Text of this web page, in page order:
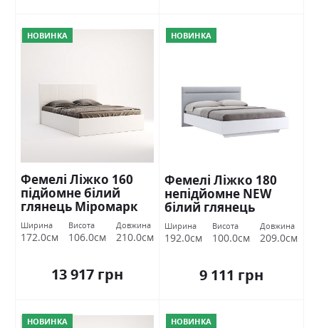
НОВИНКА
Фемелі Ліжко 160
підйомне білий
глянець Міромарк
Ширина
172.0см
Висота
106.0см
Довжина
210.0см
13 917 грн
НОВИНКА
Фемелі Ліжко 180
непідйомне NEW
білий глянець
Міромарк
Ширина
192.0см
Висота
100.0см
Довжина
209.0см
9 111 грн
НОВИНКА НОВИНКА